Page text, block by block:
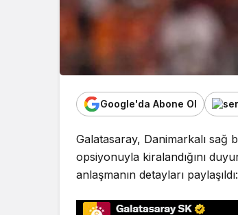
Google'da Abone Ol
Galatasaray, Danimarkalı sağ
opsiyonuyla kiralandığını
anlaşmanın detayları paylaşıldı: